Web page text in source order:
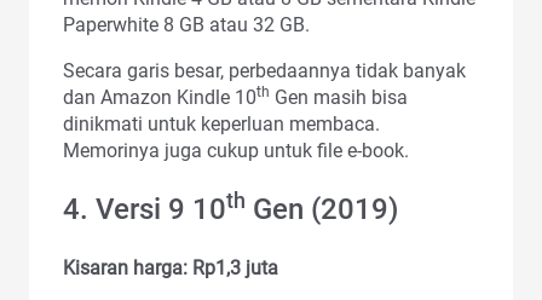
Paperwhite 8 GB atau 32 GB.
Secara garis besar, perbedaannya tidak banyak
dan Amazon Kindle 10th Gen masih bisa
dinikmati untuk keperluan membaca.
Memorinya juga cukup untuk file e-book.
4. Versi 9 10th Gen (2019)
Kisaran harga: Rp1,3 juta